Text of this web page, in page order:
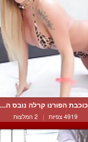
כוכבת הפורנו קרלה נובס ה...
4919 צפיות | 2 המלצות